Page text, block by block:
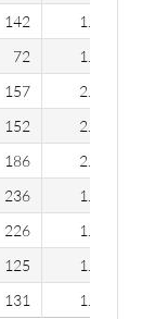
142
1.666
72
1.796
157
2.343
152
2.244
186
2.117
236
1.246
226
1.886
125
1.646
131 1.201